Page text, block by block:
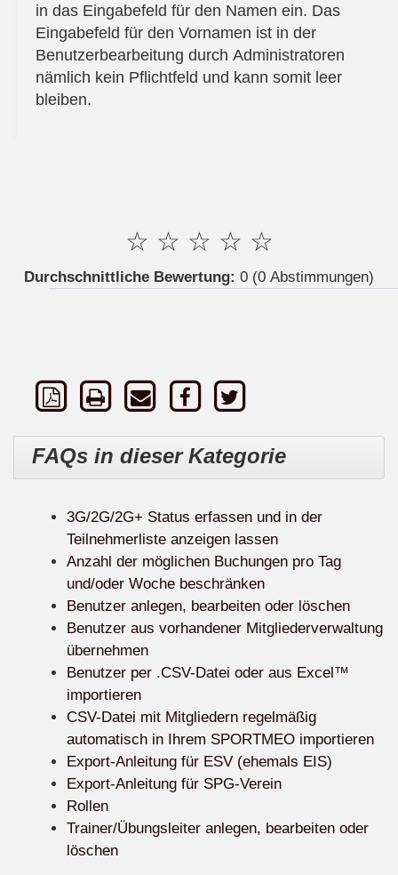
in das Eingabefeld für den Namen ein. Das
Eingabefeld für den Vornamen ist in der
Benutzerbearbeitung durch Administratoren
nämlich kein Pflichtfeld und kann somit leer
bleiben.
☆
☆
☆
☆
☆
Durchschnittliche Bewertung: 0 (0 Abstimmungen)
FAQs in dieser Kategorie
3G/2G/2G+ Status erfassen und in der
Teilnehmerliste anzeigen lassen
Anzahl der möglichen Buchungen pro Tag
und/oder Woche beschränken
Benutzer anlegen, bearbeiten oder löschen
Benutzer aus vorhandener Mitgliederverwaltung
übernehmen
Benutzer per .CSV-Datei oder aus Excel™
importieren
CSV-Datei mit Mitgliedern regelmäßig
automatisch in Ihrem SPORTMEO importieren
Export-Anleitung für ESV (ehemals EIS)
Export-Anleitung für SPG-Verein
Rollen
Trainer/Übungsleiter anlegen, bearbeiten oder
löschen